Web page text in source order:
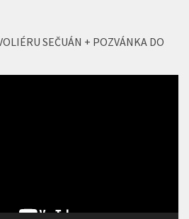
SEČUÁN + POZVÁNKA DO